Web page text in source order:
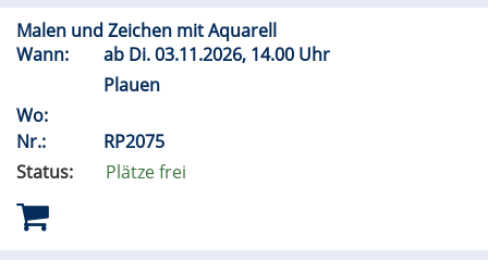
Malen und Zeichen mit Aquarell
Wann:
ab Di.03.11.2026, 14.00 Uhr
Plauen
Wo:
Nr.:
RP2075
Status:
Plätze frei